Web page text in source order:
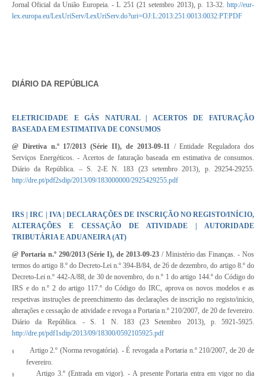
Jornal Oficial da União Europeia. -L 251 (21 setembro 2013), p. 13-32.http://eur-
lex.europa.eu/LexUriServ/LexUriServ.do?uri=OJ:L:2013:251:0013:0032:PT:PDF
DIÁRIO DA REPÚBLICA
ELETRICIDADE E GÁS NATURAL | ACERTOS DE FATURAÇÃO
BASEADAEM ESTIMATIVA DE CONSUMOS
@ Diretiva n.º 17/2013 (Série II), de 2013-09-11/ Entidade Reguladora dos
Serviços Energéticos. - Acertos de faturação baseada em estimativa de consumos.
Diário da República. – S. 2-E N. 183 (23 setembro 2013), p. 29254-29255.
http://dre.pt/pdf2sdip/2013/09/183000000/2925429255.pdf
IRS | IRC | IVA | DECLARAÇÕES DE INSCRIÇÃO NO REGISTO/INÍCIO,
ALTERAÇÕES E CESSAÇÃO DE ATIVIDADE | AUTORIDADE
TRIBUTÁRIA E ADUANEIRA (AT)
@ Portaria n.º 290/2013(Série I), de 2013-09-23/ Ministério das Finanças. - Nos
termos do artigo 8.º do Decreto-Lei n.º 394-B/84, de 26 de dezembro, do artigo 8.º do
Decreto-Lei n.º 442-A/88, de 30 de novembro, do n.º 1 doartigo 144.ºdo Código do
IRS e do n.º 2 doartigo 117.ºdoCódigo do IRC, aprova os novos modelos e as
respetivas instruções de preenchimento das declarações de inscrição no registo/início,
alterações e cessação de atividade e revoga aPortaria n.º 210/2007, de 20 de fevereiro.
Diário da República. - S. 1 N. 183 (23 Setembro 2013), p. 5921-5925.
http://dre.pt/pdf1sdip/2013/09/18300/0592105925.pdf
§ Artigo 2.º (Norma revogatória). - É revogada aPortaria n.º 210/2007, de 20 de
fevereiro.
§
Artigo 3.º (Entrada em vigor). - A presente Portaria entra em vigor no dia